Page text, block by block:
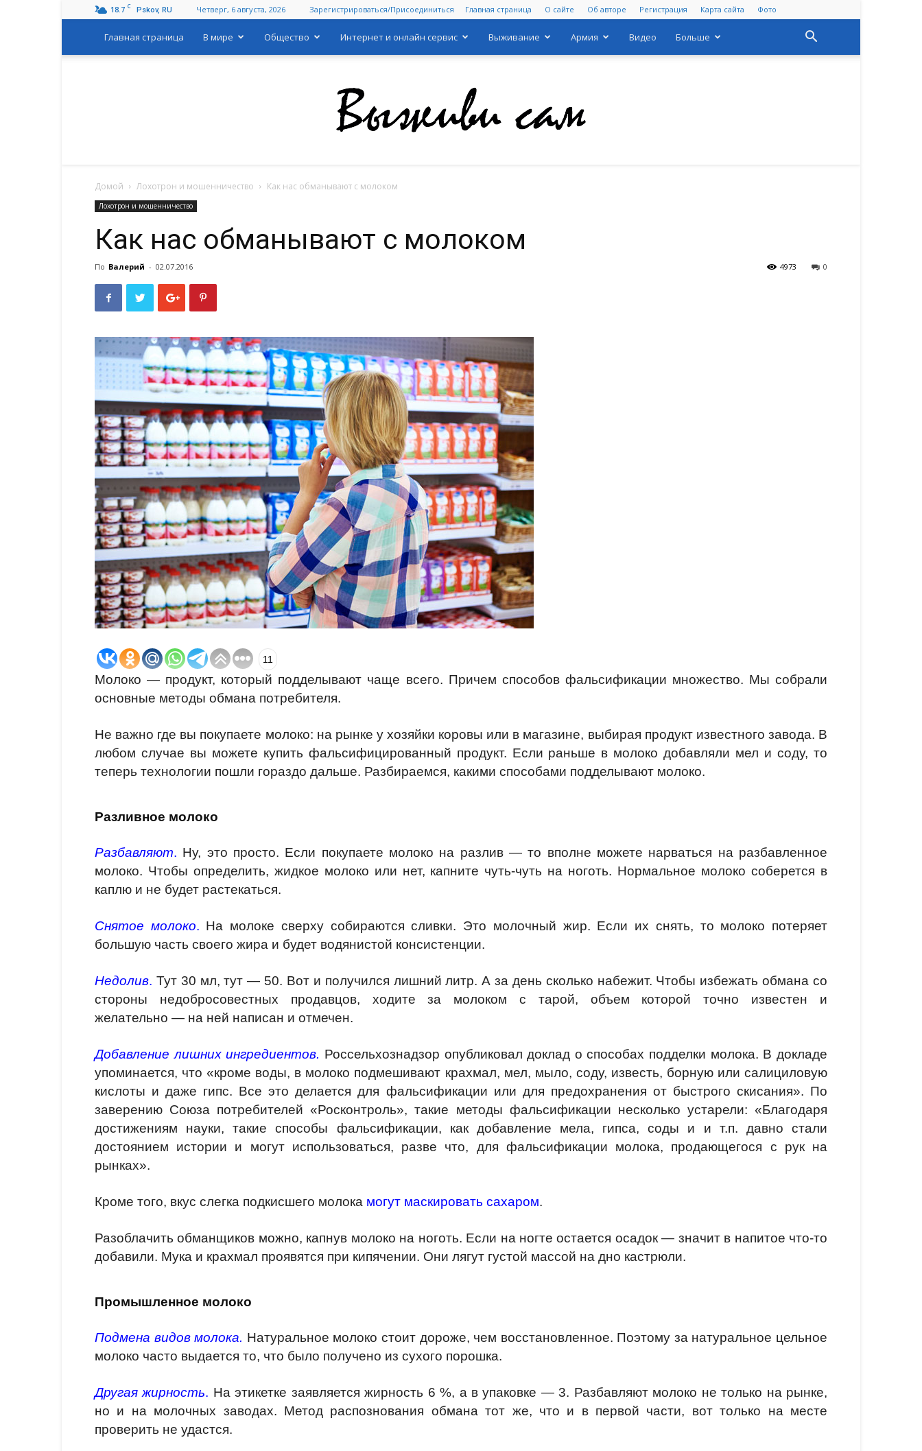
18.7 C Pskov, RU Четверг, 6 августа, 2026 Зарегистрироваться/Присоединиться Главная страница О сайте Об авторе Регистрация Карта сайта Фото
Главная страница В мире Общество Интернет и онлайн сервис Выживание Армия Видео Больше
Домой Лохотрон и мошенничество Как нас обманывают с молоком
Лохотрон и мошенничество
Как нас обманывают с молоком
По Валерий - 02.07.2016 0
4973
11
Молоко — продукт, который подделывают чаще всего. Причем способов фальсификации множество. Мы собрали
основные методы обмана потребителя.
Не важно где вы покупаете молоко: на рынке у хозяйки коровы или в магазине, выбирая продукт известного завода. В
любом случае вы можете купить фальсифицированный продукт. Если раньше в молоко добавляли мел и соду, то
теперь технологии пошли гораздо дальше. Разбираемся, какими способами подделывают молоко.
Разливное молоко
Разбавляют. Ну, это просто. Если покупаете молоко на разлив — то вполне можете нарваться на разбавленное
молоко. Чтобы определить, жидкое молоко или нет, капните чуть-чуть на ноготь. Нормальное молоко соберется в
каплю и не будет растекаться.
Снятое молоко. На молоке сверху собираются сливки. Это молочный жир. Если их снять, то молоко потеряет
большую часть своего жира и будет водянистой консистенции.
Недолив. Тут 30 мл, тут — 50. Вот и получился лишний литр. А за день сколько набежит. Чтобы избежать обмана со
стороны недобросовестных продавцов, ходите за молоком с тарой, объем которой точно известен и
желательно — на ней написан и отмечен.
Добавление лишних ингредиентов. Россельхознадзор опубликовал доклад о способах подделки молока. В докладе
упоминается, что «кроме воды, в молоко подмешивают крахмал, мел, мыло, соду, известь, борную или салициловую
кислоты и даже гипс. Все это делается для фальсификации или для предохранения от быстрого скисания». По
заверению Союза потребителей «Росконтроль», такие методы фальсификации несколько устарели: «Благодаря
достижениям науки, такие способы фальсификации, как добавление мела, гипса, соды и и т.п. давно стали
достоянием истории и могут использоваться, разве что, для фальсификации молока, продающегося с рук на
рынках».
Кроме того, вкус слегка подкисшего молока могут маскировать сахаром.
Разоблачить обманщиков можно, капнув молоко на ноготь. Если на ногте остается осадок — значит в напитое что-то
добавили. Мука и крахмал проявятся при кипячении. Они лягут густой массой на дно кастрюли.
Промышленное молоко
Подмена видов молока. Натуральное молоко стоит дороже, чем восстановленное. Поэтому за натуральное цельное
молоко часто выдается то, что было получено из сухого порошка.
Другая жирность. На этикетке заявляется жирность 6 %, а в упаковке — 3. Разбавляют молоко не только на рынке,
но и на молочных заводах. Метод распознования обмана тот же, что и в первой части, вот только на месте
проверить не удастся.